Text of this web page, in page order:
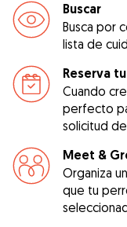
Buscar
Busca por
lista de
Reserva
Cuando
perfecto
solicitud
Meet &
Organiza
que tu